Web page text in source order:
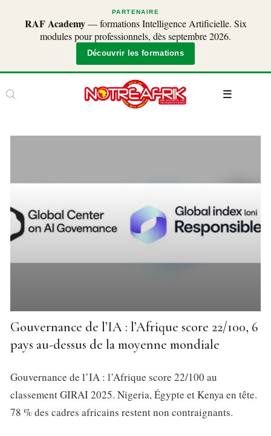
PARTENAIRE
RAF Academy— formations Intelligence Artificielle. Six
modules pour professionnels, dès septembre 2026.
Découvrir les formations
Gouvernance de l’IA : l’Afrique score 22/100, 6
pays au-dessus de la moyenne mondiale
Gouvernance de l’IA : l’Afrique score 22/100 au
classement GIRAI 2025. Nigeria, Égypte et Kenya en tête.
78 % des cadres africains restent non contraignants.